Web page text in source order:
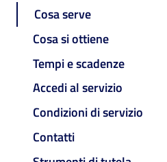
Cosa serve
Cosa si ottiene
Tempi e scadenze
Accedi al servizio
Condizioni di servizio
Contatti